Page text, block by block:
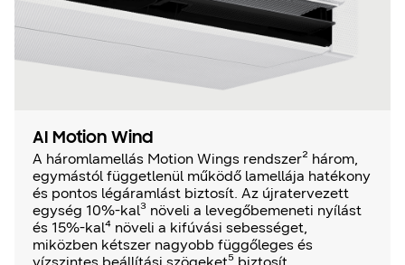
AI Motion Wind
A háromlamellás Motion Wings rendszer² három,
egymástól függetlenül működő lamellája hatékony
és pontos légáramlást biztosít. Az újratervezett
egység 10%-kal³ növeli a levegőbemeneti nyílást
és 15%-kal⁴ növeli a kifúvási sebességet,
miközben kétszer nagyobb függőleges és